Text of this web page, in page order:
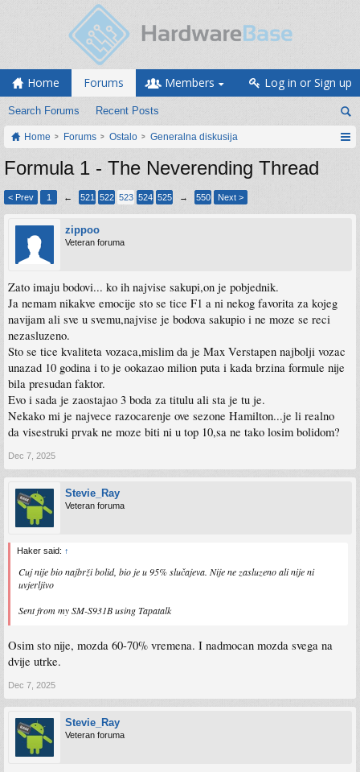
Home Forums
Search Forums Recent Posts
Members Log in or Sign up
Home Forums Ostalo Generalna diskusija
Formula 1 - The Neverending Thread
< Prev 1 ← 521 522 523 524 525 → 550 Next >
zippoo
Veteran foruma
Zato imaju bodovi... ko ih najvise sakupi,on je pobjednik.
Ja nemam nikakve emocije sto se tice F1 a ni nekog favorita za kojeg
navijam ali sve u svemu,najvise je bodova sakupio i ne moze se reci
nezasluzeno.
Sto se tice kvaliteta vozaca,mislim da je Max Verstapen najbolji vozac
unazad 10 godina i to je ookazao milion puta i kada brzina formule nije
bila presudan faktor.
Evo i sada je zaostajao 3 boda za titulu ali sta je tu je.
Nekako mi je najvece razocarenje ove sezone Hamilton...je li realno
da visestruki prvak ne moze biti ni u top 10,sa ne tako losim bolidom?
Dec 7, 2025
Stevie_Ray
Veteran foruma
Haker said: ↑
Cuj nije bio najbrži bolid, bio je u 95% slučajeva. Nije ne zasluzeno ali nije ni
uvjerljivo
Sent from my SM-S931B using Tapatalk
Osim sto nije, mozda 60-70% vremena. I nadmocan mozda svega na
dvije utrke.
Dec 7, 2025
Stevie_Ray
Veteran foruma